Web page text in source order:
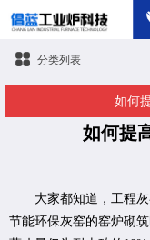
分类列表
如何
如何提
大家都知道，工程
节能环保灰窑的窑炉砌